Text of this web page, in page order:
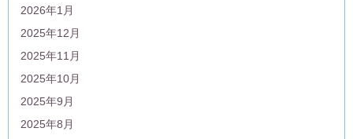
2026年1月
2025年12月
2025年11月
2025年10月
2025年9月
2025年8月